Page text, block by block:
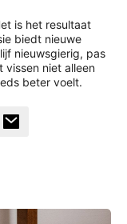
is het resultaat
biedt nieuwe
nieuwsgierig, pas
vissen niet alleen
beter voelt.